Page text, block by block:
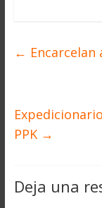
← Encarcelan
PPK →
Deja una